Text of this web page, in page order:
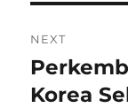
NEXT
Next
post:
Korea